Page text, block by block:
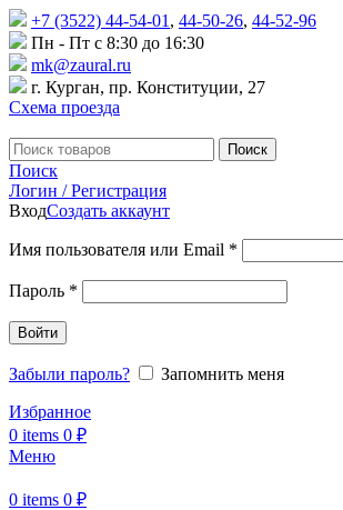
+7 (3522) 44-54-01 , 44-50-26, 44-52-96
Пн - Пт с 8:30 до 16:30
mk@zaural.ru
г. Курган, пр. Конституции, 27
Схема проезда
Поиск
Поиск
Логин / Регистрация
ВходСоздать аккаунт
Имя пользователя или Email *
Пароль *
Войти
Забыли пароль?
Запомнить меня
Избранное
0 items 0 ₽
Меню
0 items 0 ₽